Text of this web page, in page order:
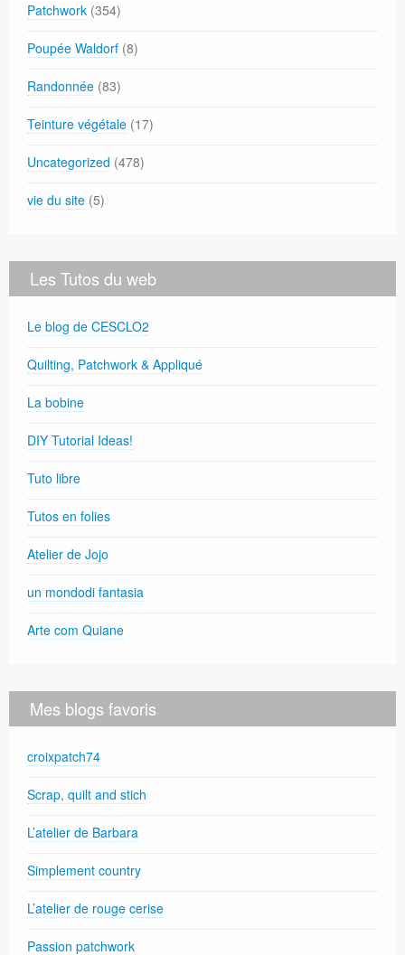
Patchwork (354)
Poupée Waldorf (8)
Randonnée (83)
Teinture végétale (17)
Uncategorized (478)
vie du site (5)
Les Tutos du web
Le blog de CESCLO2
Quilting, Patchwork & Appliqué
La bobine
DIY Tutorial Ideas!
Tuto libre
Tutos en folies
Atelier de Jojo
un mondodi fantasia
Arte com Quiane
Mes blogs favoris
croixpatch74
Scrap, quilt and stich
L’atelier de Barbara
Simplement country
L’atelier de rouge cerise
Passion patchwork